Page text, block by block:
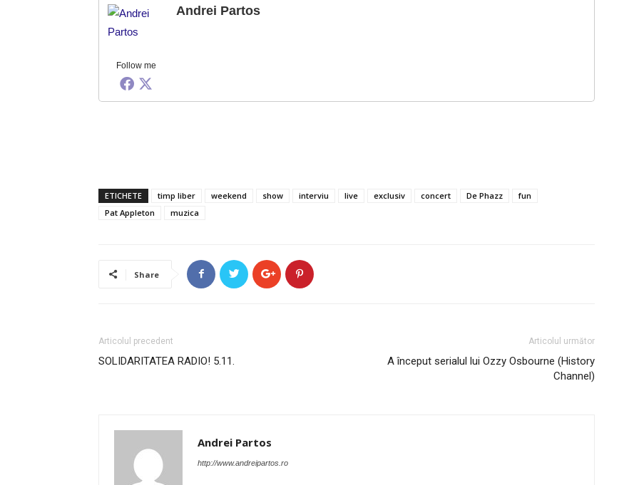
Follow me
Andrei Partos
ETICHETE timp liber weekend show interviu live exclusiv concert De Phazz
fun
Pat Appleton
muzica
Share
Articolul precedent
SOLIDARITATEA RADIO! 5.11.
Articolul următor
A început serialul lui Ozzy Osbourne (History
Channel)
Andrei Partos
http://www.andreipartos.ro